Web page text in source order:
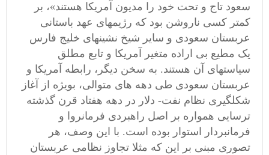
سعود تاج و تحت خود را مدیون آمریکا هستند»، بر
کمتر کسی ناروشن بود که رژیمهای عهد باستانی
عربستان سعودی و سایر شیخ نشینهای خلیج فارس
یک مطیع بی اراده متغیر آمریکا و تابع مطلق
سیاستهای آن هستند. به سخن دیگر، رابطه آمریکا و
عربستان سعودی طی دهه های متوالی، بویژه از آغاز
شکلگیری نظام نفت- دلار در دهه هفتاد قرن گذشته
ترسایی همواره بر اصل راهبردی فرمانروا و
فرمانبردار استوار بوده است. با این وصف، هر
تصوری مبنی بر این که مثلا تجاوز نظامی عربستان